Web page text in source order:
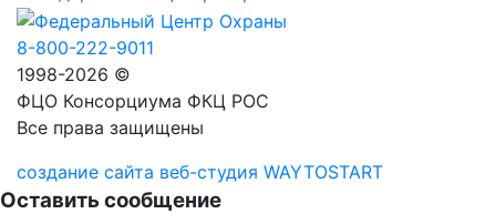
8-800-222-9011
1998-2026 ©
ФЦО Консорциума ФКЦ РОС
Все права защищены
создание сайта веб-студия WAYTOSTART
Оставить сообщение